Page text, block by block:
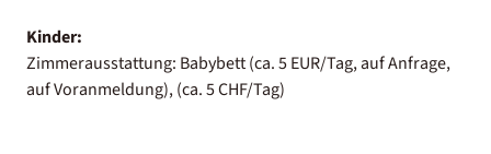
Kinder:
Zimmerausstattung: Babybett (ca. 5 EUR/Tag, auf Anfrage,
auf Voranmeldung), (ca. 5 CHF/Tag)